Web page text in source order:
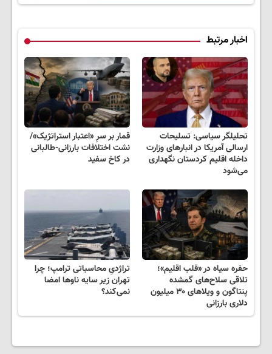
اخبار مرتبط
تحلیلگر سیاسی: تسلیحات
ارسالی آمریکا در انبارهای وزارت
داخله اقلیم کردستان نگهداری
می‌شود
قمار بر سرِ «اعتبار استراتژیک»/
نشت اختلافات بارزانی-طالبانی
در کاخ سفید
حفره سیاه در «قلب اقلیم»؛
تلاقی سلاح‌های گمشده
پنتاگون و ویلاهای ۳۰ میلیون
دلاری بارزانی
تراژدیِ محاسباتی ترامپ؛ چرا
تهران زیر سایه‌ ناوها امضا
نمی‌کند؟